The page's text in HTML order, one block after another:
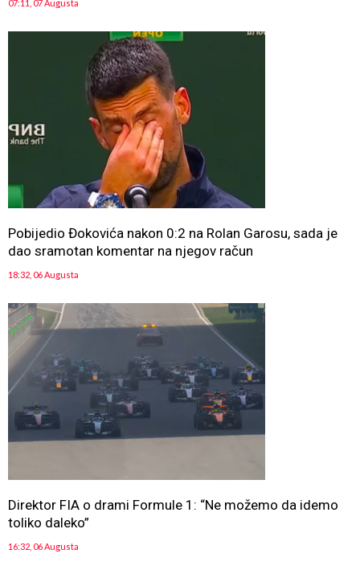
07:11, 07 Augusta
Pobijedio Đokovića nakon 0:2 na Rolan Garosu, sada je
dao sramotan komentar na njegov račun
18:32, 06 Augusta
Direktor FIA o drami Formule 1: “Ne možemo da idemo
toliko daleko”
16:32, 06 Augusta